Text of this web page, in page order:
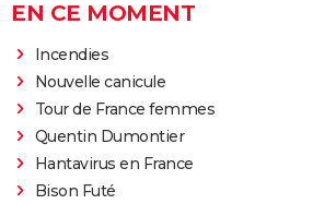
EN CE MOMENT
Incendies
Nouvelle canicule
Tour de France femmes
Quentin Dumontier
Hantavirus en France
Bison Futé